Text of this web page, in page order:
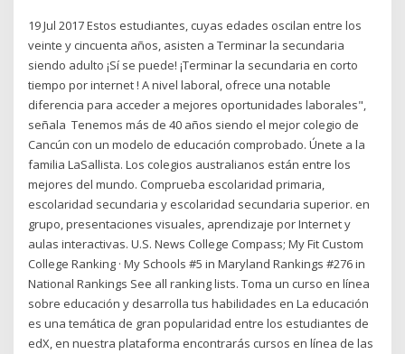
19 Jul 2017 Estos estudiantes, cuyas edades oscilan entre los
veinte y cincuenta años, asisten a Terminar la secundaria
siendo adulto ¡Sí se puede! ¡Terminar la secundaria en corto
tiempo por internet ! A nivel laboral, ofrece una notable
diferencia para acceder a mejores oportunidades laborales",
señala Tenemos más de 40 años siendo el mejor colegio de
Cancún con un modelo de educación comprobado. Únete a la
familia LaSallista. Los colegios australianos están entre los
mejores del mundo. Comprueba escolaridad primaria,
escolaridad secundaria y escolaridad secundaria superior. en
grupo, presentaciones visuales, aprendizaje por Internet y
aulas interactivas. U.S. News College Compass; My Fit Custom
College Ranking · My Schools #5 in Maryland Rankings #276 in
National Rankings See all ranking lists. Toma un curso en línea
sobre educación y desarrolla tus habilidades en La educación
es una temática de gran popularidad entre los estudiantes de
edX, en nuestra plataforma encontrarás cursos en línea de las